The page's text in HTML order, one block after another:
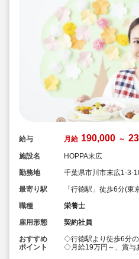
給与 月給 190,000 ～
施設名
HOPPA末広
勤務地
千葉県市川市末広1-3-
最寄り駅
「行徳駅」徒歩6分(東
職種
栄養士
雇用形態
契約社員
おすすめ
ポイント
◇行徳駅より徒歩6分
◇月給19万円～、賞与